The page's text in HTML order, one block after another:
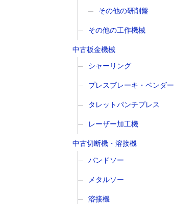
その他の研削盤
その他の工作機械
中古板金機械
シャーリング
プレスブレーキ・ベンダー
タレットパンチプレス
レーザー加工機
中古切断機・溶接機
バンドソー
メタルソー
溶接機